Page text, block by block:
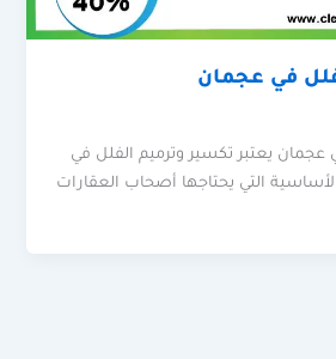
في عجمان
عجمان يعتبر تكسير وترميم الفلل في
التي يحتاجها أصحاب العقارات